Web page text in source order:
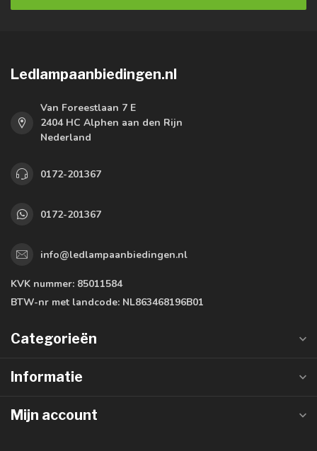
Ledlampaanbiedingen.nl
Van Foreestlaan 7 E
2404 HC Alphen aan den Rijn
Nederland
0172-201367
0172-201367
info@ledlampaanbiedingen.nl
KVK nummer: 85011584
BTW-nr met landcode: NL863468196B01
Categorieën
Informatie
Mijn account